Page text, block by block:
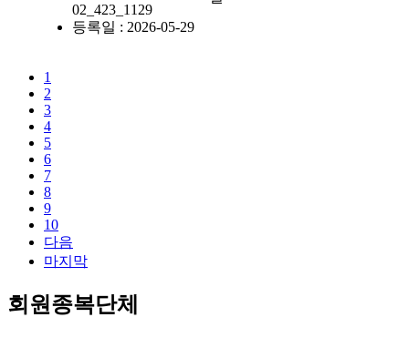
02_423_1129
등록일 : 2026-05-29
1
2
3
4
5
6
7
8
9
10
다음
마지막
회원종복단체